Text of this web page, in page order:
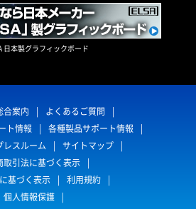
日本製グラフィックボード
合案内
よくあるご質問
ト情報
各種製品サポート情報
レスルーム
サイトマップ
取引法に基づく表示
基づく表示
利用規約
個人情報保護